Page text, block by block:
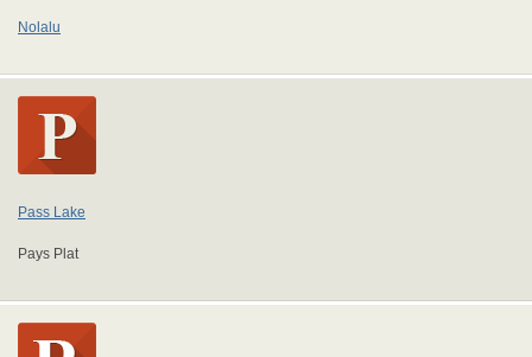
Nolalu
Pass Lake
Pays Plat